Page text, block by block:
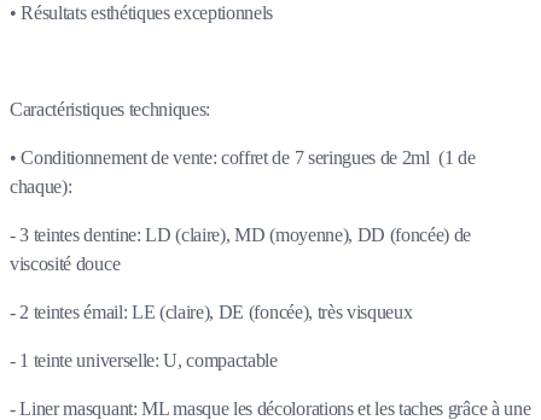
• Résultats esthétiques exceptionnels
Caractéristiques techniques:
• Conditionnement de vente: coffret de 7 seringues de 2ml (1 de
chaque):
- 3 teintes dentine: LD (claire), MD (moyenne), DD (foncée) de
viscosité douce
- 2 teintes émail: LE (claire), DE (foncée), très visqueux
- 1 teinte universelle: U, compactable
- Liner masquant: ML masque les décolorations et les taches grâce à une